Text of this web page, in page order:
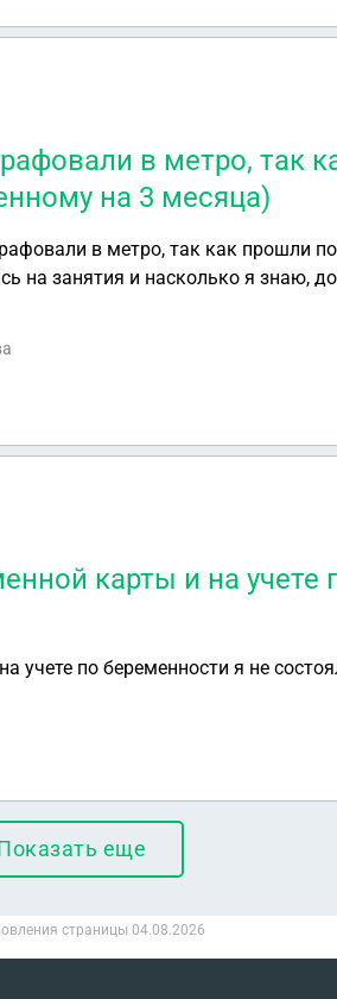
в метро, так
на 3 месяца)
в метро, так как прошли
на занятия и насколько я знаю,
на ребёнка выписали 5000
карты и на учете
учете по беременности я не
еще
страницы 04.08.2026